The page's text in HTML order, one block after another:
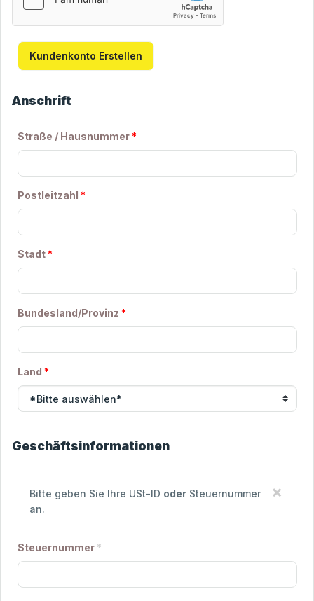
Kundenkonto Erstellen
Anschrift
Straße / Hausnummer*
Postleitzahl *
Stadt*
Bundesland/Provinz *
Land *
Geschäftsinformationen
Bitte geben Sie Ihre USt-ID oderSteuernummer
an.
×
Steuernummer *